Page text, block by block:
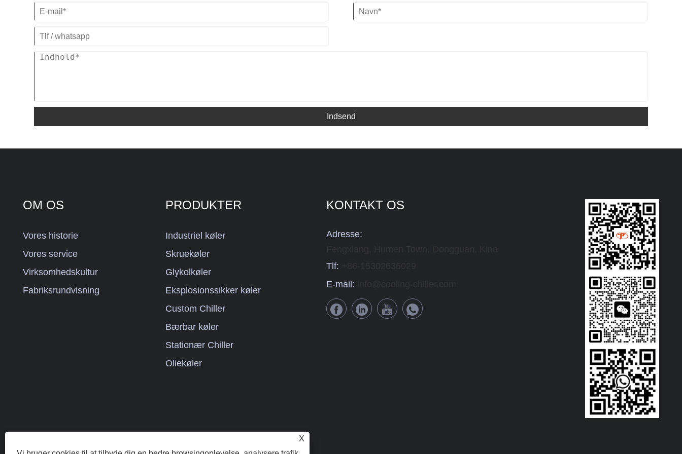
Indsend
OM OS
Vores historie
Vores service
Virksomhedskultur
Fabriksrundvisning
PRODUKTER
Industriel køler
Skruekøler
Glykolkøler
Eksplosionssikker køler
Custom Chiller
Bærbar køler
Stationær Chiller
Oliekøler
KONTAKT OS
Adresse:
Tlf:
E-mail:
X